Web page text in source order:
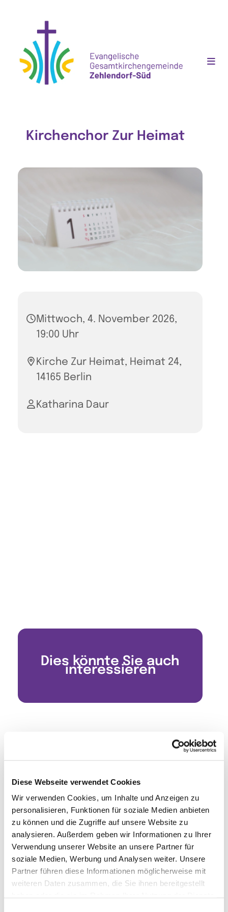
Diese Webseite verwendet Cookies
Wir verwenden Cookies, um Inhalte und Anzeigen zu
personalisieren, Funktionen für soziale Medien anbieten
zu können und die Zugriffe auf unsere Website zu
analysieren. Außerdem geben wir Informationen zu Ihrer
Verwendung unserer Website an unsere Partner für
soziale Medien, Werbung und Analysen weiter. Unsere
Partner führen diese Informationen möglicherweise mit
weiteren Daten zusammen, die Sie ihnen bereitgestellt
Kirchenchor Zur Heimat
Mittwoch, 4. November 2026,
19:00 Uhr
Kirche Zur Heimat, Heimat 24,
14165 Berlin
Katharina Daur
Dies könnte Sie auch
interessieren